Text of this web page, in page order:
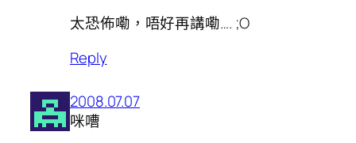
太恐佈嘞，唔好再講嘞…. ;O
Reply
2008.07.07
咪嘈